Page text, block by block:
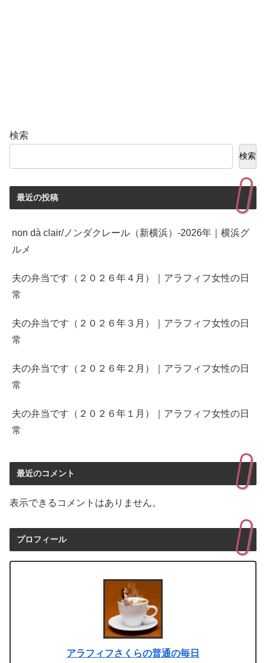
検索
検索
最近の投稿
non dà clair/ノンダクレール（新横浜）-2026年｜横浜グ
ルメ
夫の弁当です（２０２６年４月）｜アラフィフ女性の日
常
夫の弁当です（２０２６年３月）｜アラフィフ女性の日
常
夫の弁当です（２０２６年２月）｜アラフィフ女性の日
常
夫の弁当です（２０２６年１月）｜アラフィフ女性の日
常
最近のコメント
表示できるコメントはありません。
プロフィール
アラフィフさくらの普通の毎日